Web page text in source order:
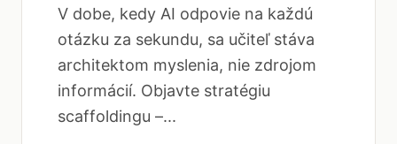
V dobe, kedy AI odpovie na každú
otázku za sekundu, sa učiteľ stáva
architektom myslenia, nie zdrojom
informácií. Objavte stratégiu
scaffoldingu –...